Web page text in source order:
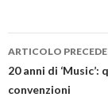
articolo
ARTICOLO
20 anni di
convenzioni